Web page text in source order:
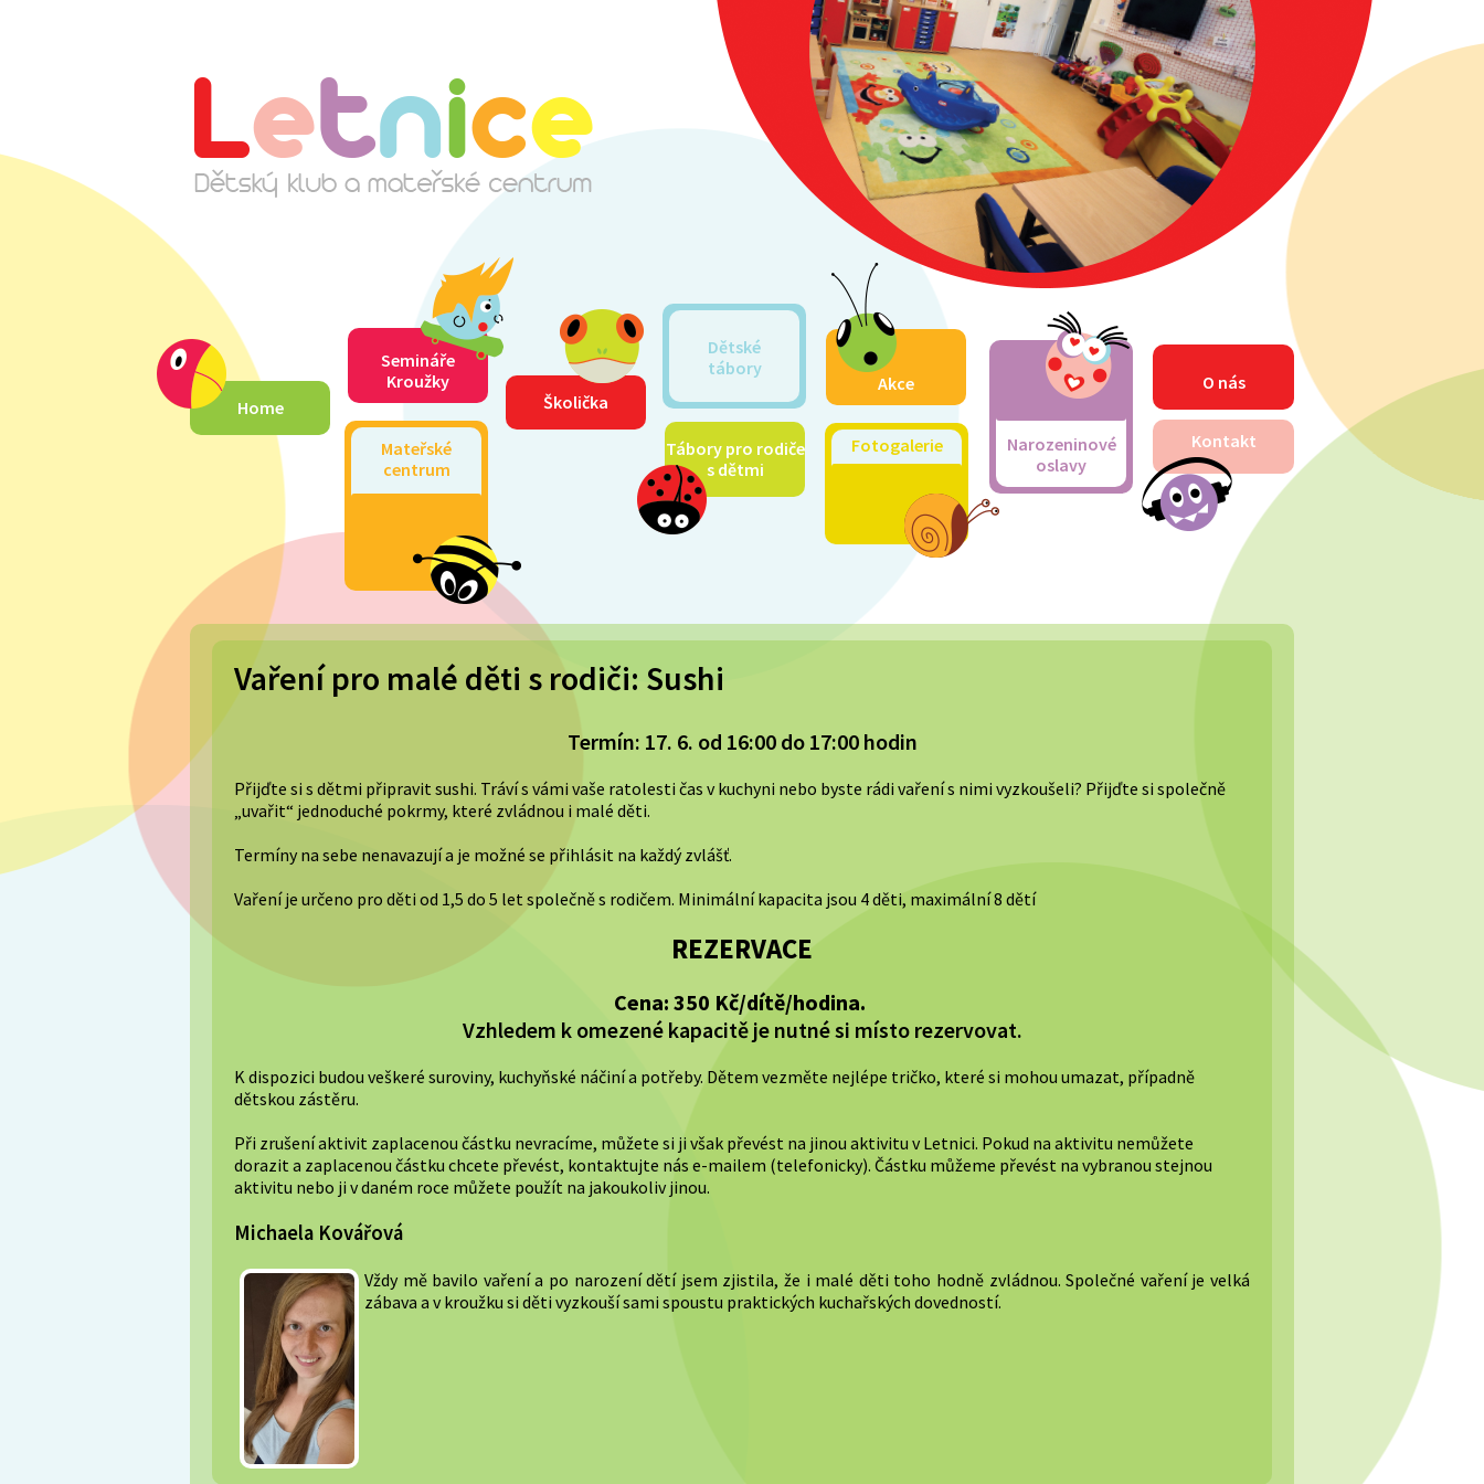
Home
Semináře
Kroužky
Mateřské
centrum
Školička
Dětské
tábory
Tábory pro rodiče
s dětmi
Akce
Fotogalerie
Narozeninové
oslavy
O nás
Kontakt
Vaření pro malé děti s rodiči: Sushi
Termín: 17. 6. od 16:00 do 17:00 hodin
Přijďte si s dětmi připravit sushi. Tráví s vámi vaše ratolesti čas v kuchyni nebo byste rádi vaření s nimi vyzkoušeli? Přijďte si společně
„uvařit“ jednoduché pokrmy, které zvládnou i malé děti.
Termíny na sebe nenavazují a je možné se přihlásit na každý zvlášť.
Vaření je určeno pro děti od 1,5 do 5 let společně s rodičem. Minimální kapacita jsou 4 děti, maximální 8 dětí
REZERVACE
Cena: 350 Kč/dítě/hodina.
Vzhledem k omezené kapacitě je nutné si místo rezervovat.
K dispozici budou veškeré suroviny, kuchyňské náčiní a potřeby. Dětem vezměte nejlépe tričko, které si mohou umazat, případně
dětskou zástěru.
Při zrušení aktivit zaplacenou částku nevracíme, můžete si ji však převést na jinou aktivitu v Letnici. Pokud na aktivitu nemůžete
dorazit a zaplacenou částku chcete převést, kontaktujte nás e-mailem (telefonicky). Částku můžeme převést na vybranou stejnou
aktivitu nebo ji v daném roce můžete použít na jakoukoliv jinou.
Michaela Kovářová
Vždy mě bavilo vaření a po narození dětí jsem zjistila, že i malé děti toho hodně zvládnou. Společné vaření je velká
zábava a v kroužku si děti vyzkouší sami spoustu praktických kuchařských dovedností.